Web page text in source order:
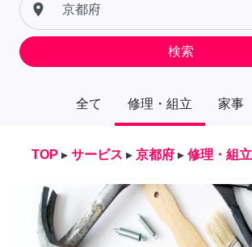
全て 修理・組立 家事
place
検索
TOP ▸ サービス ▸ 京都府 ▸ 修理・組立